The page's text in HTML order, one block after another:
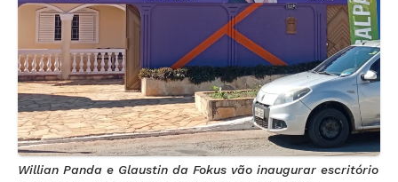
Willian Panda e Glaustin da Fokus vão inaugurar escritório